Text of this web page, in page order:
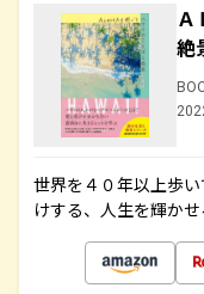
Ａ
絶
世界を４０年以上歩
けする、人生を輝か